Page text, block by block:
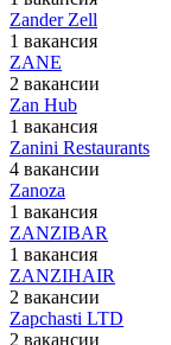
Zander Zell
1 вакансия
ZANE
2 вакансии
Zan Hub
1 вакансия
Zanini Restaurants
4 вакансии
Zanoza
1 вакансия
ZANZIBAR
1 вакансия
ZANZIHAIR
2 вакансии
Zapchasti LTD
2 вакансии